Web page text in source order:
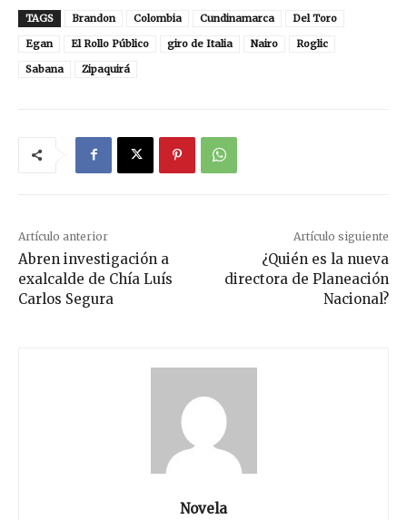
TAGS Brandon Colombia Cundinamarca
Del Toro
Egan
El Rollo Público giro de Italia Nairo
Roglic
Sabana
Zipaquirá
Artículo anterior
Abren investigación a
exalcalde de Chía Luís
Carlos Segura
Artículo siguiente
¿Quién es la nueva
directora de Planeación
Nacional?
Novela